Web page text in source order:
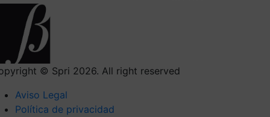
© Spri 2026. All right reserved
Aviso Legal
Política de privacidad